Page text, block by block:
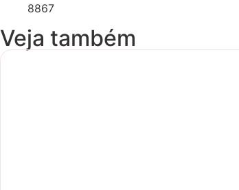
8867
Veja também